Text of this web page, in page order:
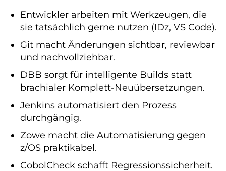
Entwickler arbeiten mit Werkzeugen, die
sie tatsächlich gerne nutzen (IDz, VS Code).
Git macht Änderungen sichtbar, reviewbar
und nachvollziehbar.
DBB sorgt für intelligente Builds statt
brachialer Komplett-Neuübersetzungen.
Jenkins automatisiert den Prozess
durchgängig.
Zowe macht die Automatisierung gegen
z/OS praktikabel.
CobolCheck schafft Regressionssicherheit.